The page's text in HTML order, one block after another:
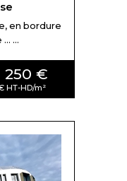
en bordure
...
250 €